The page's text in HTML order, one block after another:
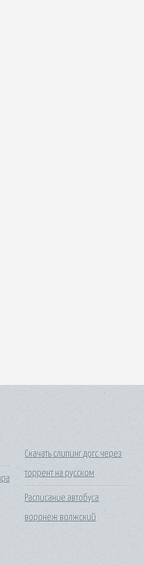
Скачать слипинг догс через
торрент на русском
Расписание автобуса
воронеж волжский